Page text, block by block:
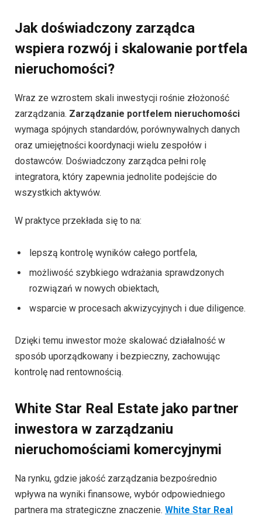
Jak doświadczony zarządca
wspiera rozwój i skalowanie portfela
nieruchomości?
Wraz ze wzrostem skali inwestycji rośnie złożoność
zarządzania. Zarządzanie portfelem nieruchomości
wymaga spójnych standardów, porównywalnych danych
oraz umiejętności koordynacji wielu zespołów i
dostawców. Doświadczony zarządca pełni rolę
integratora, który zapewnia jednolite podejście do
wszystkich aktywów.
W praktyce przekłada się to na:
lepszą kontrolę wyników całego portfela,
możliwość szybkiego wdrażania sprawdzonych
rozwiązań w nowych obiektach,
wsparcie w procesach akwizycyjnych i due diligence.
Dzięki temu inwestor może skalować działalność w
sposób uporządkowany i bezpieczny, zachowując
kontrolę nad rentownością.
White Star Real Estate jako partner
inwestora w zarządzaniu
nieruchomościami komercyjnymi
Na rynku, gdzie jakość zarządzania bezpośrednio
wpływa na wyniki finansowe, wybór odpowiedniego
partnera ma strategiczne znaczenie. White Star Real